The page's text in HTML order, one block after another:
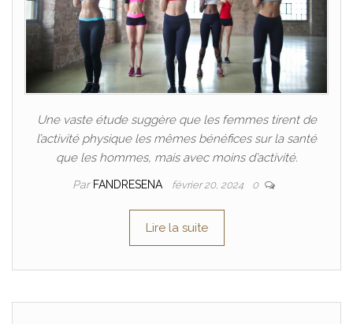
Une vaste étude suggère que les femmes tirent de
l’activité physique les mêmes bénéfices sur la santé
que les hommes, mais avec moins d’activité.
Par FANDRESENA février 20, 2024 0
Lire la suite